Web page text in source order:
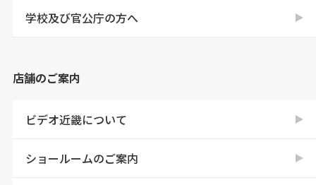
学校及び官公庁の方へ
店舗のご案内
ビデオ近畿について
ショールームのご案内